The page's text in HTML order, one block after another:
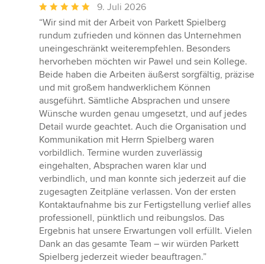
Durchschnittliche
Bewertung:
5
von
5
Sternen
9. Juli 2026
“Wir sind mit der Arbeit von Parkett Spielberg
rundum zufrieden und können das Unternehmen
uneingeschränkt weiterempfehlen. Besonders
hervorheben möchten wir Pawel und sein Kollege.
Beide haben die Arbeiten äußerst sorgfältig, präzise
und mit großem handwerklichem Können
ausgeführt. Sämtliche Absprachen und unsere
Wünsche wurden genau umgesetzt, und auf jedes
Detail wurde geachtet. Auch die Organisation und
Kommunikation mit Herrn Spielberg waren
vorbildlich. Termine wurden zuverlässig
eingehalten, Absprachen waren klar und
verbindlich, und man konnte sich jederzeit auf die
zugesagten Zeitpläne verlassen. Von der ersten
Kontaktaufnahme bis zur Fertigstellung verlief alles
professionell, pünktlich und reibungslos. Das
Ergebnis hat unsere Erwartungen voll erfüllt. Vielen
Dank an das gesamte Team – wir würden Parkett
Spielberg jederzeit wieder beauftragen.”